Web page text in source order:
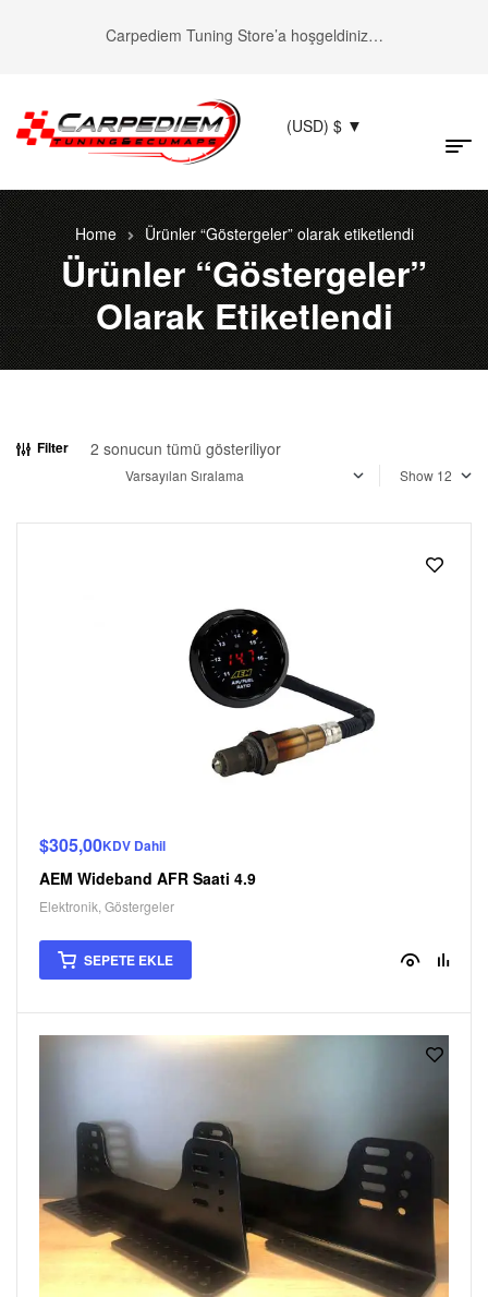
Carpediem Tuning Store’a hoşgeldiniz…
(USD) $
Home Ürünler “Göstergeler” olarak etiketlendi
Ürünler “Göstergeler”
Olarak Etiketlendi
Filter 2 sonucun tümü gösteriliyor
Show
$305,00KDV Dahil
AEM Wideband AFR Saati 4.9
Elektronik Göstergeler
SEPETE EKLE